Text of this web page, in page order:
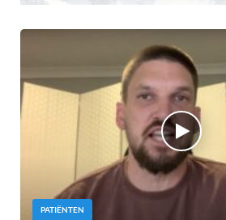
PATIËNTEN